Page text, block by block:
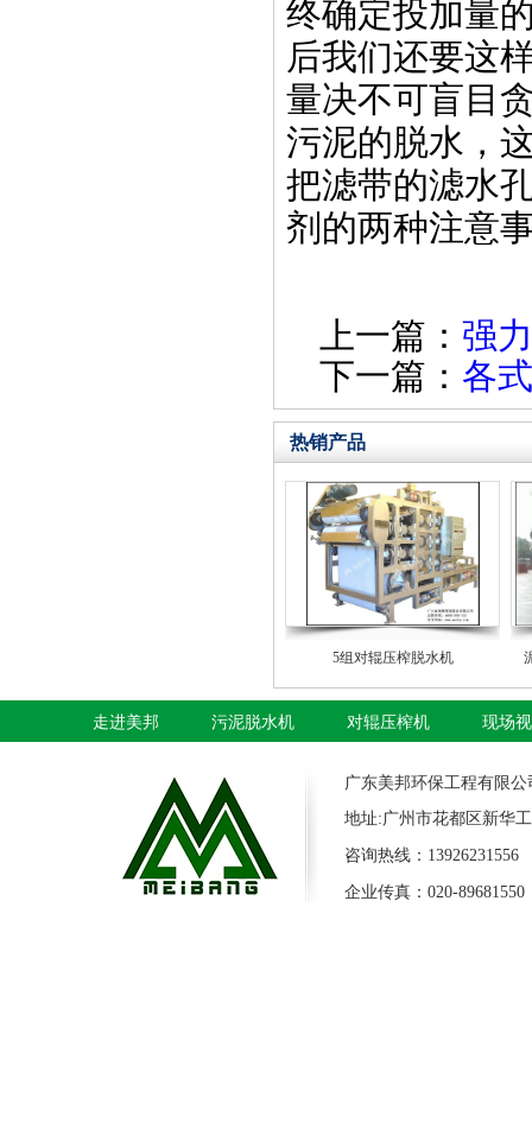
终确定投加量
后我们还要这
量决不可盲目
污泥的脱水，
把滤带的滤水
剂的两种注意
上一篇： 强
下一篇： 各
热销产品
5组对辊压榨脱水机
走进美邦 污泥脱水机 对辊压榨机 现场
广东美邦环保工程有限
地址:广州市花都区新华
咨询热线：
企业传真：020-